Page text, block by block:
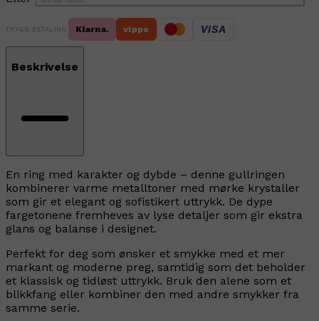
TRYGG BETALING Klarna. vipps VISA
Beskrivelse
En ring med karakter og dybde – denne gullringen
kombinerer varme metalltoner med mørke krystaller
som gir et elegant og sofistikert uttrykk. De dype
fargetonene fremheves av lyse detaljer som gir ekstra
glans og balanse i designet.
Perfekt for deg som ønsker et smykke med et mer
markant og moderne preg, samtidig som det beholder
et klassisk og tidløst uttrykk. Bruk den alene som et
blikkfang eller kombiner den med andre smykker fra
samme serie.